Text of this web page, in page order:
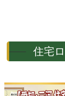
住宅